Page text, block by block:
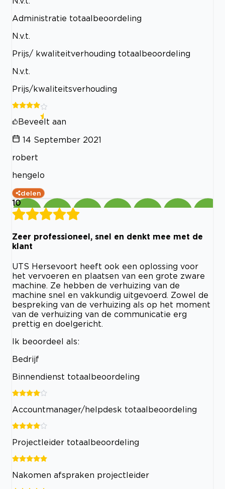
Administratie totaalbeoordeling
N.v.t.
Prijs/ kwaliteitverhouding totaalbeoordeling
N.v.t.
Prijs/kwaliteitsverhouding
Beveelt aan
14 September 2021
robert
hengelo
delen
10
Zeer professioneel, snel en denkt mee met de
klant
UTS Hersevoort heeft ook een oplossing voor
het vervoeren en plaatsen van een grote zware
machine. Ze hebben de verhuizing van de
machine snel en vakkundig uitgevoerd. Zowel de
bespreking van de verhuizing als op het moment
van de verhuizing van de communicatie erg
prettig en doelgericht.
Ik beoordeel als:
Bedrijf
Binnendienst totaalbeoordeling
Accountmanager/helpdesk totaalbeoordeling
Projectleider totaalbeoordeling
Nakomen afspraken projectleider